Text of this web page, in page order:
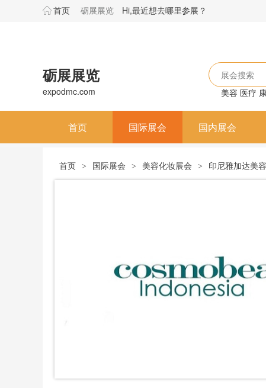
首页 砺展展览 Hi,最近想去哪里参展？
砺展展览
expodmc.com
展会搜索
美容 医疗
首页 国际展会 国内展会
首页 > 国际展会 > 美容化妆展会 > 印尼雅加达美